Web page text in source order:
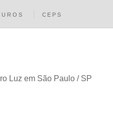
CEPS
Luz em São Paulo / SP